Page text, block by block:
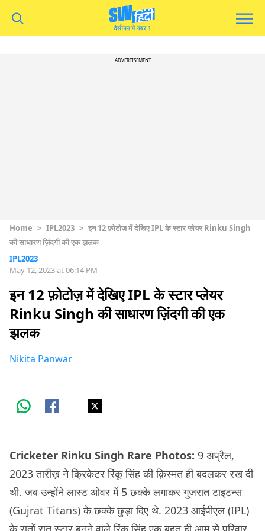
ADVERTISEMENT
Home > IPL2023 > इन 12 फ़ोटोज़ में देखिए IPL के स्टार प्लेयर Rinku Singh
की साधारण ज़िंदगी की एक झलक
IPL2023
May 12, 2023 at 06:14 PM
इन 12 फ़ोटोज़ में देखिए IPL के स्टार प्लेयर
Rinku Singh की साधारण ज़िंदगी की एक
झलक
Nikita Panwar
Cricketer Rinku Singh Rare Photos: 9 अप्रैल,
2023 तारीख़ ने क्रिकेटर रिंकू सिंह की क़िस्मत ही बदलकर रख दी
थी. जब उन्होंने लास्ट ओवर में 5 छक्के लगाकर गुजरात टाइटन्स
(Gujrat Titans) के छक्के छुड़ा दिए थे. 2023 आईपीएल (IPL)